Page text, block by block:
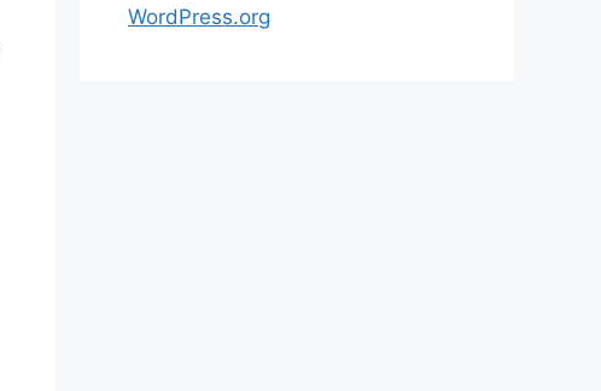
WordPress.org